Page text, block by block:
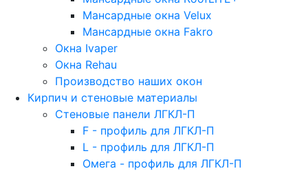
Мансардные окна Velux
Мансардные окна Fakro
Окна Ivaper
Окна Rehau
Производство наших окон
Кирпич и стеновые материалы
Стеновые панели ЛГКЛ-П
F - профиль для ЛГКЛ-П
L - профиль для ЛГКЛ-П
Омега - профиль для ЛГКЛ-П